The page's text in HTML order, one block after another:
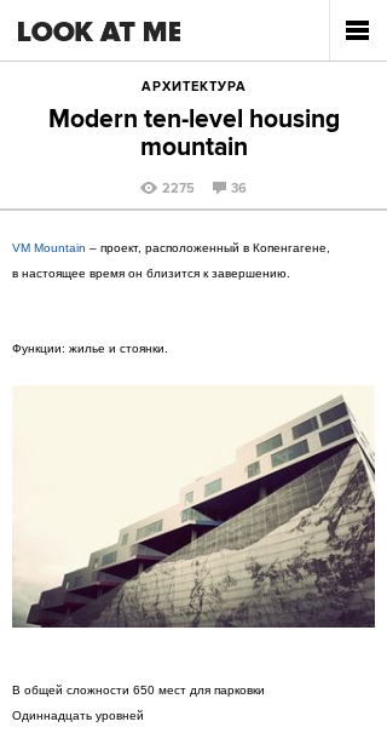
АРХИТЕКТУРА
Modern ten-level housing
mountain
2275 36
VM Mountain – проект, расположенный в Копенгагене,
в настоящее время он близится к завершению.
Функции: жилье и стоянки.
В общей сложности 650 мест для парковки
Одиннадцать уровней